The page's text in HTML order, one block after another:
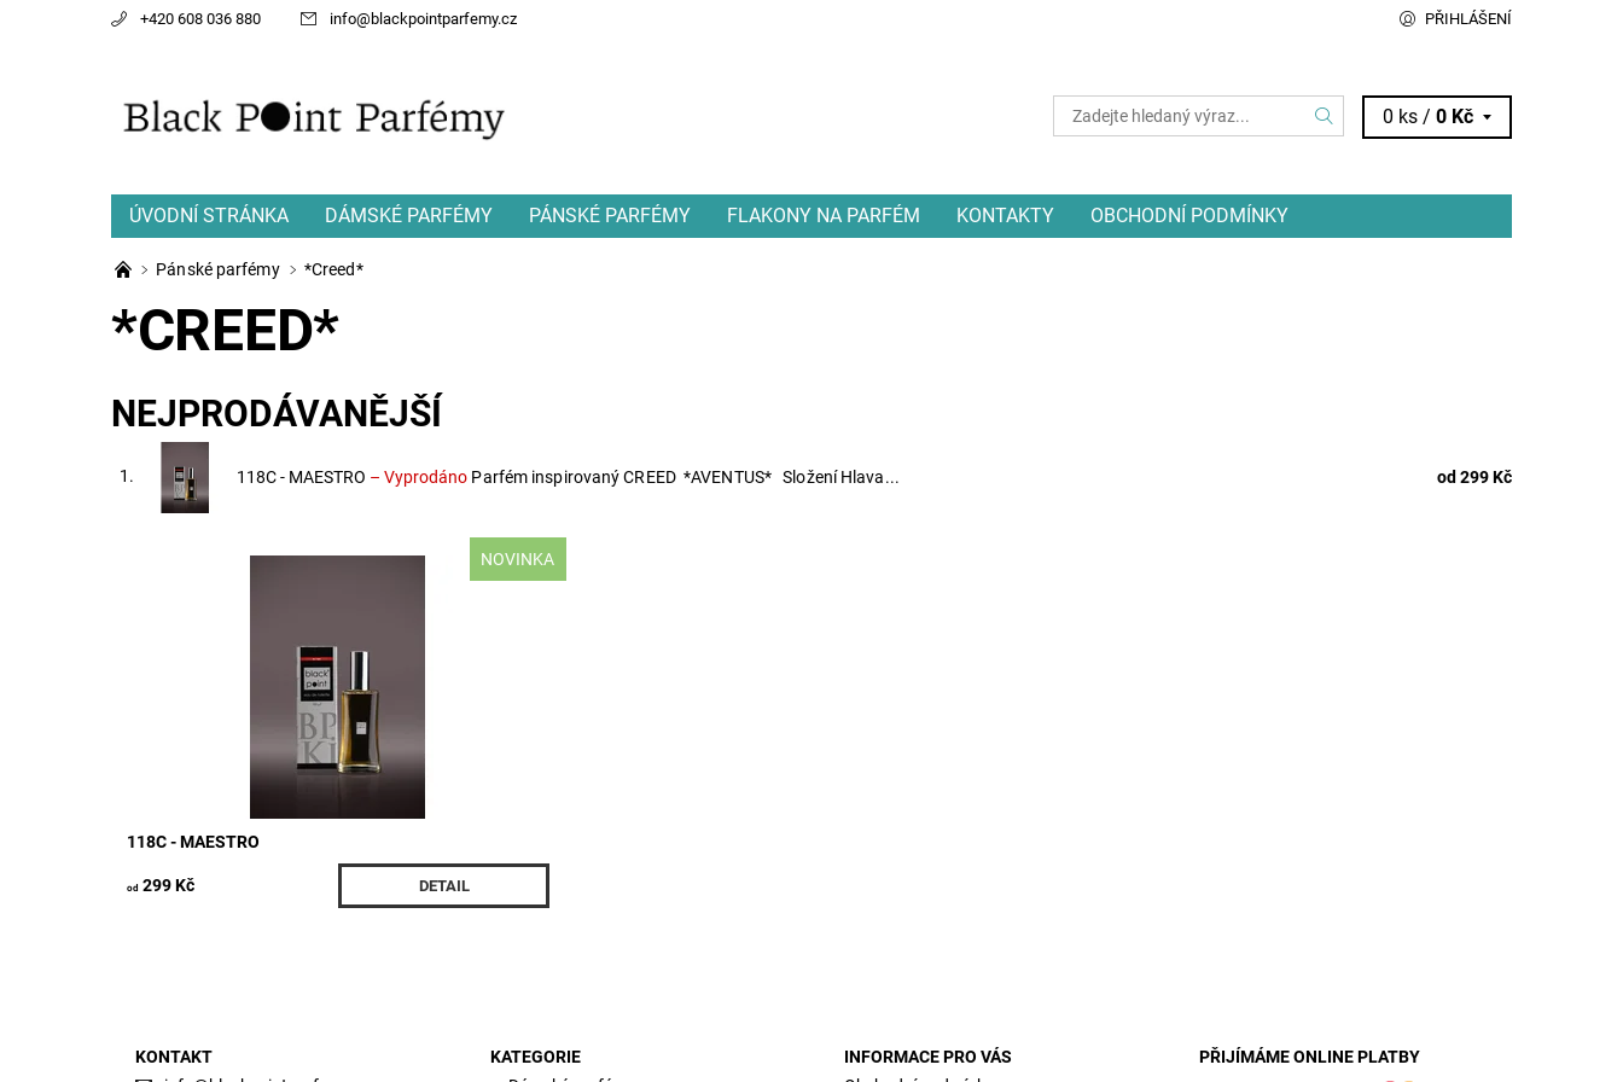
+420 608 036 880 info@ blackpointparfemy.cz PŘIHLÁŠENÍ
0 ks /0 Kč
ÚVODNÍ STRÁNKA DÁMSKÉ PARFÉMY PÁNSKÉ PARFÉMY FLAKONY NA PARFÉM KONTAKTY OBCHODNÍ PODMÍNKY
Pánské parfémy *Creed*
*CREED*
NEJPRODÁVANĚJŠÍ
1. 118C - MAESTRO –Vyprodáno Parfém inspirovaný CREED *AVENTUS* Složení Hlava... od 299 Kč
NOVINKA
Vyprodáno
761/30M
118C - MAESTRO
od 299 Kč DETAIL
KONTAKT
KATEGORIE
INFORMACE PRO VÁS
PŘIJÍMÁME ONLINE PLATBY